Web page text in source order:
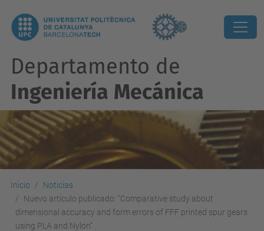
Departamento de
Ingeniería Mecánica
Inicio
Noticias
Nuevo artículo publicado: “Comparative study about
dimensional accuracy and form errors of FFF printed spur gears
using PLA and Nylon”